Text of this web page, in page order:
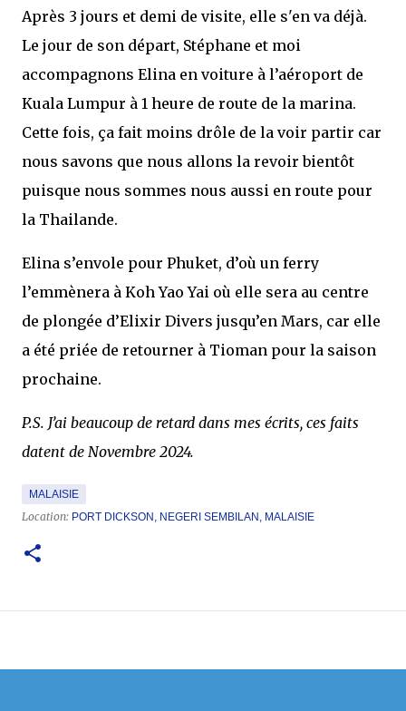
Après 3 jours et demi de visite, elle s'en va déjà.
Le jour de son départ, Stéphane et moi
accompagnons Elina en voiture à l’aéroport de
Kuala Lumpur à 1 heure de route de la marina.
Cette fois, ça fait moins drôle de la voir partir car
nous savons que nous allons la revoir bientôt
puisque nous sommes nous aussi en route pour
la Thailande.
Elina s’envole pour Phuket, d’où un ferry
l’emmènera à Koh Yao Yai où elle sera au centre
de plongée d’Elixir Divers jusqu’en Mars, car elle
a été priée de retourner à Tioman pour la saison
prochaine.
P.S. J’ai beaucoup de retard dans mes écrits, ces faits
datent de Novembre 2024.
MALAISIE
Location: PORT DICKSON, NEGERI SEMBILAN, MALAISIE